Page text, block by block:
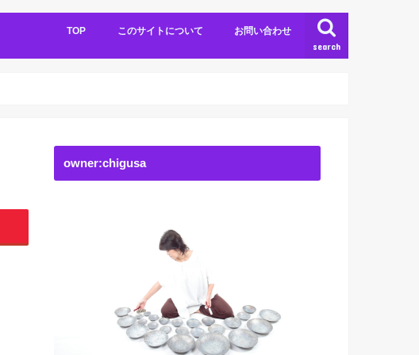
search
TOP このサイトについて お問い合わせ
owner:chigusa